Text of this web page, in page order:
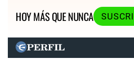
HOY MÁS QUE NUNCA